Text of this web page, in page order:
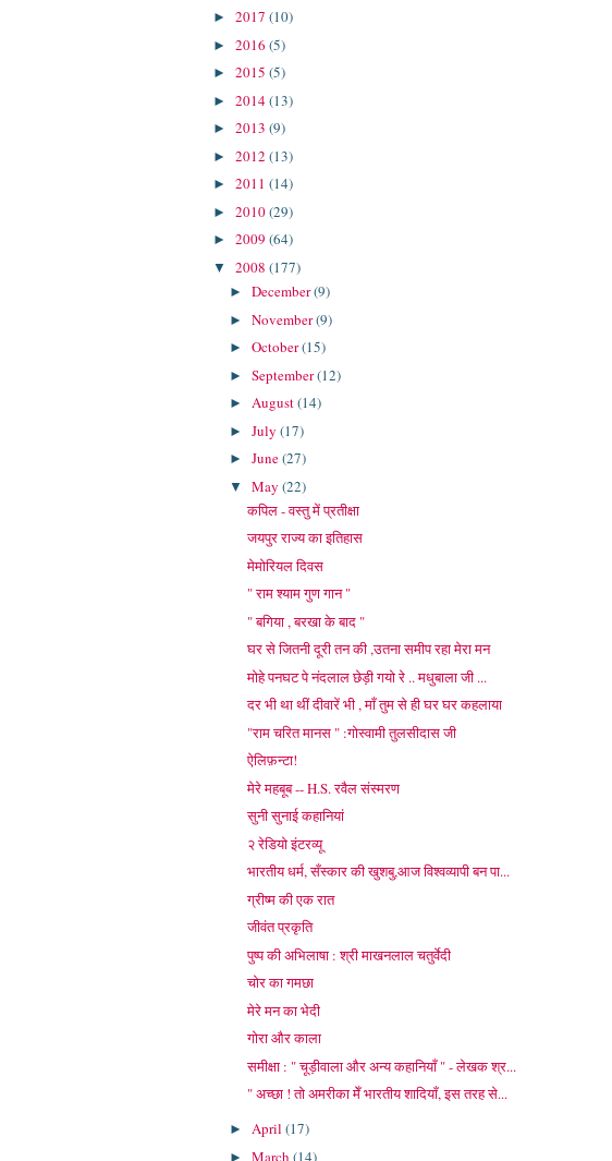
► 2017 (10)
► 2016 (5)
► 2015 (5)
► 2014(13)
► 2013 (9)
► 2012 (13)
► 2011 (14)
► 2010(29)
► 2009 (64)
▼ 2008 (177)
►December(9)
►November(9)
►October(15)
►September(12)
►August(14)
►July(17)
►June(27)
▼May(22)
कपिल - वस्तु में प्रतीक्षा
जयपुर राज्य का इतिहास
मेमोरियल दिवस
" राम श्याम गुण गान "
" बगिया , बरखा के बाद "
घर से जितनी दूरी तन की ,उतना समीप रहा मेरा मन
मोहे पनघट पे नंदलाल छेड़ी गयो रे .. मधुबाला जी ...
दर भी था थीं दीवारें भी , माँ तुम से ही घर घर कहलाया
"राम चरित मानस " :गोस्वामी तुलसीदास जी
ऐलिफ़न्टा!
मेरे महबूब -- H.S. रवैल संस्मरण
सुनी सुनाई कहानियां
२ रेडियो इंटरव्यू
भारतीय धर्म, सँस्कार की खुशबु,आज विश्वव्यापी बन पा...
ग्रीष्म की एक रात
जीवंत प्रकृति
पुष्प की अभिलाषा : श्री माखनलाल चतुर्वेदी
चोर का गमछा
मेरे मन का भेदी
गोरा और काला
समीक्षा : " चूड़ीवाला और अन्य कहानियाँ " - लेखक श्र...
" अच्छा ! तो अमरीका मेँ भारतीय शादियाँ, इस तरह से...
►April(17)
►March(14)